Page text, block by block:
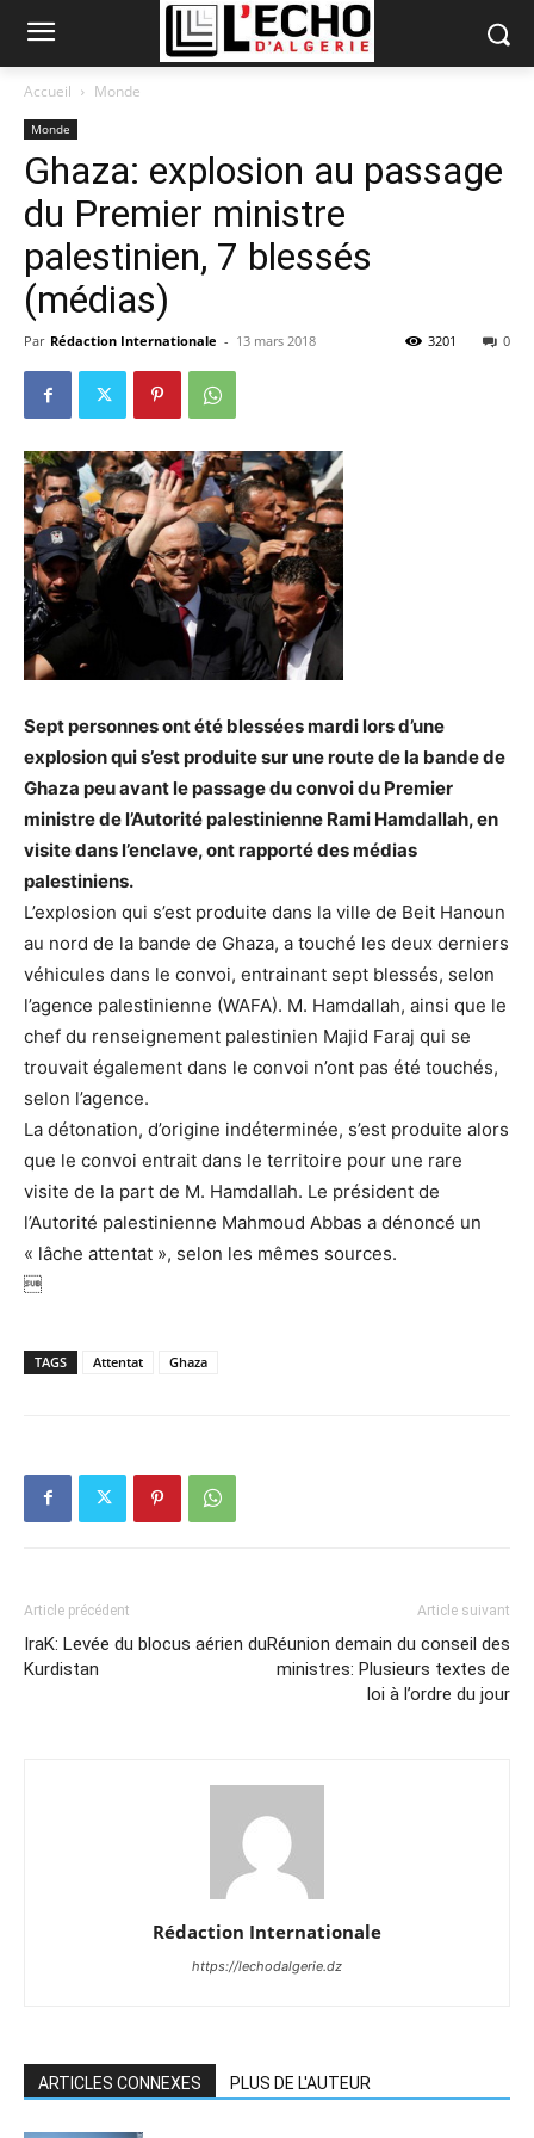
Accueil Monde
Monde
Ghaza: explosion au passage
du Premier ministre
palestinien, 7 blessés
(médias)
Par Rédaction Internationale - 13 mars 2018 0
3201
Sept personnes ont été blessées mardi lors d’une
explosion qui s’est produite sur une route de la bande de
Ghaza peu avant le passage du convoi du Premier
ministre de l’Autorité palestinienne Rami Hamdallah, en
visite dans l’enclave, ont rapporté des médias
palestiniens.
L’explosion qui s’est produite dans la ville de Beit Hanoun
au nord de la bande de Ghaza, a touché les deux derniers
véhicules dans le convoi, entrainant sept blessés, selon
l’agence palestinienne (WAFA). M. Hamdallah, ainsi que le
chef du renseignement palestinien Majid Faraj qui se
trouvait également dans le convoi n’ont pas été touchés,
selon l’agence.
La détonation, d’origine indéterminée, s’est produite alors
que le convoi entrait dans le territoire pour une rare
visite de la part de M. Hamdallah. Le président de
l’Autorité palestinienne Mahmoud Abbas a dénoncé un
« lâche attentat », selon les mêmes sources.

TAGS Attentat Ghaza
Article précédent
IraK: Levée du blocus aérien du
Kurdistan
Article suivant
Réunion demain du conseil des
ministres: Plusieurs textes de
loi à l’ordre du jour
Rédaction Internationale
https://lechodalgerie.dz
ARTICLES CONNEXES PLUS DE L'AUTEUR